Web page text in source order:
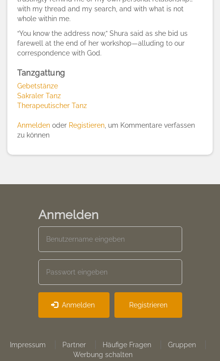
with my thread and my search, and with what is not
whole within me.
“You know the address now,” Shura said as she bid us
farewell at the end of her workshop—alluding to our
correspondence with God.
Tanzgattung
Gebetstänze
Sakraler Tanz
Therapeutischer Tanz
Anmelden oder Registieren , um Kommentare verfassen
zu können
Anmelden
Anmelden Registrieren
Footer
Impressum Partner Häufige Fragen
Gruppen
Werbung schalten